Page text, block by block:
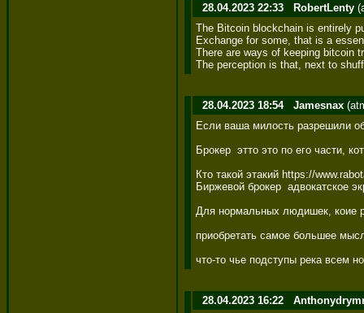
28.04.2023 22:33 RobertLenty
The Bitcoin blockchain is entirely
Exchange for some, that is a
There are ways of keeping bitcoin
The perception is that, next to
28.04.2023 18:54 Jamesnax
Если ваша милость разрешили
Брокер  этто это по его части,
Кто такой этакий https://
Биржевой брокер  адвокатское
Для нормальных людишек, коие
приобретать самое большее
что-то чье подступы река всем
28.04.2023 16:22